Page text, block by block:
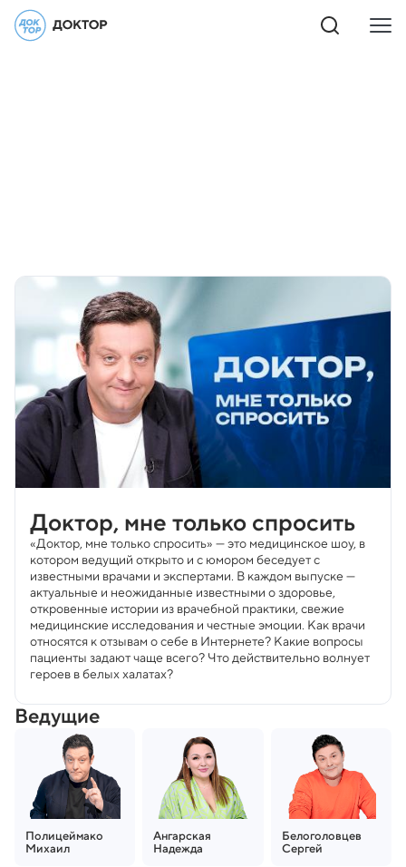
Доктор, мне только спросить
«Доктор, мне только спросить» — это медицинское шоу, в
котором ведущий открыто и с юмором беседует с
известными врачами и экспертами. В каждом выпуске —
актуальные и неожиданные известными о здоровье,
откровенные истории из врачебной практики, свежие
медицинские исследования и честные эмоции. Как врачи
относятся к отзывам о себе в Интернете? Какие вопросы
пациенты задают чаще всего? Что действительно волнует
героев в белых халатах?
Ведущие
Полицеймако
Михаил
Ангарская
Надежда
Белоголовцев
Сергей